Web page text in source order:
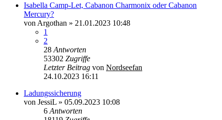
Isabella Camp-Let, Cabanon Charmonix oder Cabanon
Mercury?
von Argothan » 21.01.2023 10:48
1
2
28 Antworten
53302 Zugriffe
Letzter Beitrag von Nordseefan
24.10.2023 16:11
Ladungssicherung
von JessiL » 05.09.2023 10:08
6 Antworten